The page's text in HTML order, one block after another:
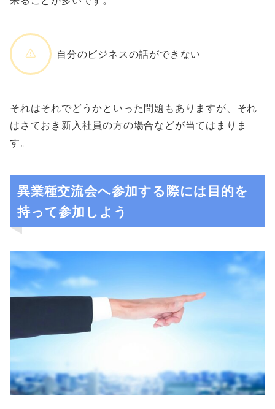
自分のビジネスの話ができない
それはそれでどうかといった問題もありますが、それ
はさておき新入社員の方の場合などが当てはまりま
す。
異業種交流会へ参加する際には目的を
持って参加しよう